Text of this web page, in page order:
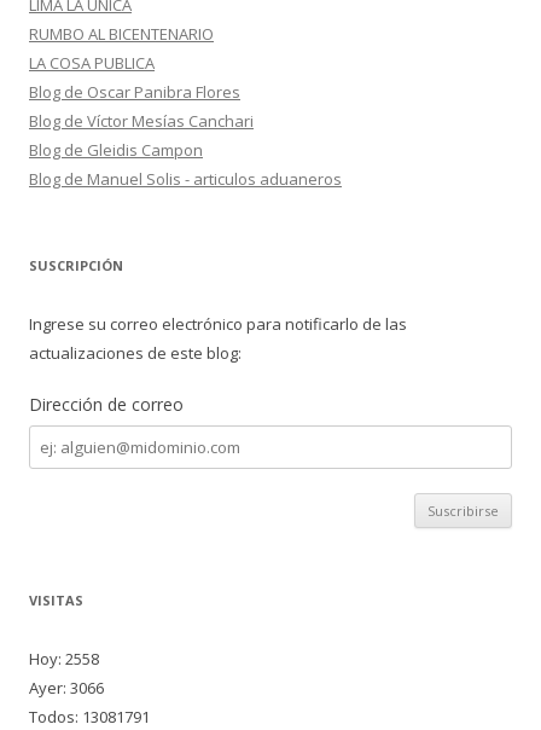
LIMA LA UNICA
RUMBO AL BICENTENARIO
LA COSA PUBLICA
Blog de Oscar Panibra Flores
Blog de Víctor Mesías Canchari
Blog de Gleidis Campon
Blog de Manuel Solis - articulos aduaneros
SUSCRIPCIÓN
Ingrese su correo electrónico para notificarlo de las
actualizaciones de este blog:
Dirección de correo
Dirección
de
correo
VISITAS
Hoy: 2558
Ayer: 3066
Todos: 13081791